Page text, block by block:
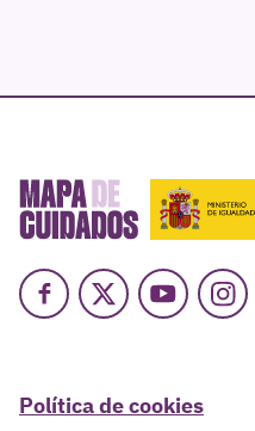
Facebook
X Youtube
Política de cookies